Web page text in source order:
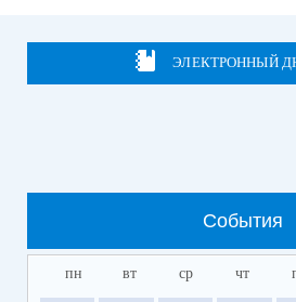
ЭЛЕКТРОННЫЙ
События
пн вт ср чт